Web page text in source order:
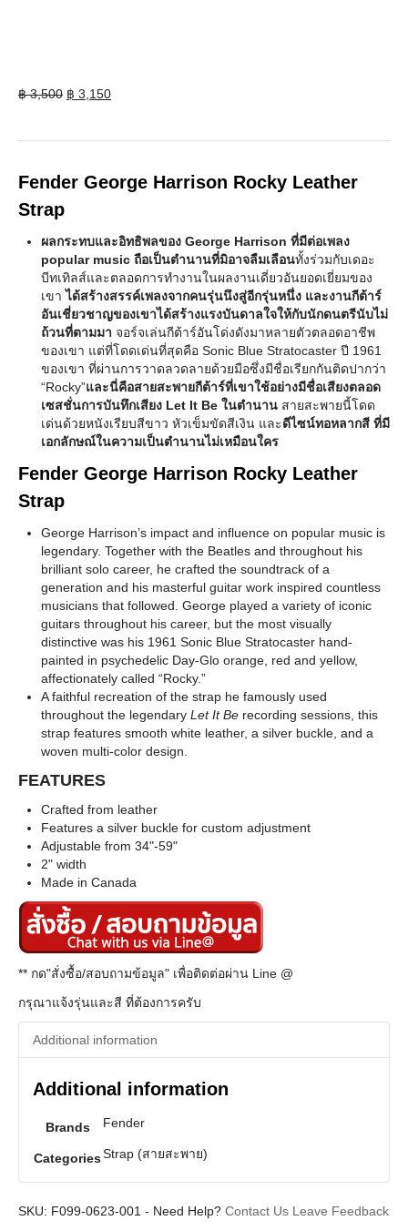
฿3,500 Original
฿ 3,150Current
Fender George Harrison Rocky Leather
Strap
ผลกระทบและอิทธิพลของ George Harrison ที่มีต่อเพลง
popular music ถือเป็นตำนานที่มิอาจลืมเลือนทั้งร่วมกับเดอะ
บีทเทิลส์และตลอดการทำงานในผลงานเดี่ยวอันยอดเยี่ยมของ
เขาได้สร้างสรรค์เพลงจากคนรุ่นนึงสู่อีกรุ่นหนึ่ง และงานกีต้าร์
อันเชี่ยวชาญของเขาได้สร้างแรงบันดาลใจให้กับนักดนตรีนับไม่
ถ้วนที่ตามมา จอร์จเล่นกีต้าร์อันโด่งดังมาหลายตัวตลอดอาชีพ
ของเขา แต่ที่โดดเด่นที่สุดคือ Sonic Blue Stratocaster ปี 1961
ของเขา ที่ผ่านการวาดลวดลายด้วยมือซึ่งมีชื่อเรียกกันติดปากว่า
“Rocky”และนี่คือสายสะพายกีต้าร์ที่เขาใช้อย่างมีชื่อเสียงตลอด
เซสชั่นการบันทึกเสียง Let It Be ในตำนาน สายสะพายนี้โดด
เด่นด้วยหนังเรียบสีขาว หัวเข็มขัดสีเงิน และดีไซน์ทอหลากสี ที่มี
เอกลักษณ์ในความเป็นตำนานไม่เหมือนใคร
Fender George Harrison Rocky Leather
Strap
George Harrison’s impact and influence on popular music is
legendary. Together with the Beatles and throughout his
brilliant solo career, he crafted the soundtrack of a
generation and his masterful guitar work inspired countless
musicians that followed. George played a variety of iconic
guitars throughout his career, but the most visually
distinctive was his 1961 Sonic Blue Stratocaster hand-
painted in psychedelic Day-Glo orange, red and yellow,
affectionately called “Rocky.”
A faithful recreation of the strap he famously used
throughout the legendary Let It Be recording sessions, this
strap features smooth white leather, a silver buckle, and a
woven multi-color design.
FEATURES
Crafted from leather
Features a silver buckle for custom adjustment
Adjustable from 34"-59"
2" width
Made in Canada
** กด"สั่งซื้อ/สอบถามข้อมูล" เพื่อติดต่อผ่าน Line @
กรุณาแจ้งรุ่นและสี ที่ต้องการครับ
Additional information
Additional information
Brands Fender
CategoriesStrap (สายสะพาย)
SKU: F099-0623-001 - Need Help? Contact Us Leave Feedback